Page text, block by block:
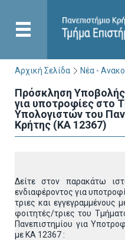
Αρχική Σελίδα Νέα -
Πρόσκληση
για υποτροφίες στο
Υπολογιστών του
Κρήτης (ΚΑ 12367)
Δείτε στον παρακάτω
ενδιαφέροντος για
τριες και εγγεγραμμένους
φοιτητές/τριες του
Πανεπιστημίου για
με ΚΑ 12367 :